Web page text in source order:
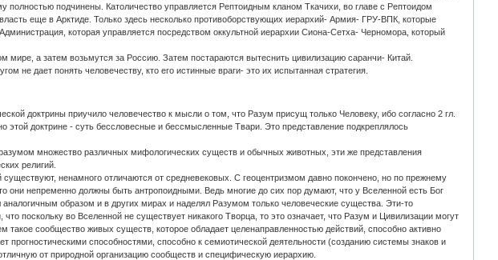
подчинены. Католичество управляется Рептоидным кланом Ткачихи, во главе с Рептоидом
еще в Арктиде. Только здесь несколько противоборствующих иерархий- Армия- ГРУ-ВПК, которые
которая управляется посредством оккультной иерархии Сиона-Сетха- Черномора, который
а затем возьмутся за Россию. Затем постараются вытеснить цивилизацию саранчи- Китай.
не дает понять человечеству, кто его истинные враги- это их испытанная стратегия.
доктрины приучило человечество к мысли о том, что Разум присущ только Человеку, ибо согласно 2 гл.
доктрине - суть бессловесные и бессмысленные Твари. Это представление подкреплялось
множество различных мифологических существ и обычных животных, эти же представления
религий.
ненамного отличаются от средневековых. С геоцентризмом давно покончено, но по прежнему
непременно должны быть антропоидными. Ведь многие до сих пор думают, что у Вселенной есть Бог
образом и в других мирах и наделял Разумом только человеческие существа. Эти-то
поскольку во Вселенной не существует никакого Творца, то это означает, что Разум и Цивилизации могут
сообщество живых существ, которое обладает целенаправленностью действий, способно активно
способностями, способно к семиотической деятельности (созданию системы знаков и
от природной организацию сообществ и специфическую иерархию.